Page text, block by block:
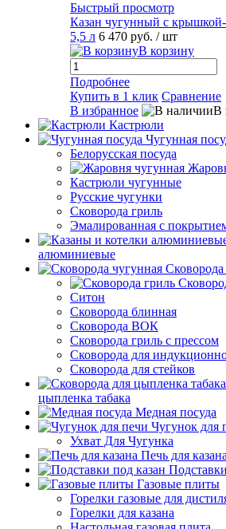
Быстрый просмотр
Казан чугунный с
5,5 л 6 470 руб. / шт
В корзину
Подробнее
Купить в 1 клик Сравнение
В избранное
В
Кастрюли
Чугунная
Белорусская посуда
Кастрюли чугунные
Русские чугунки
Сковорода гриль
Эмалированная с
алюминиевые
Ситон
Сковорода блинная
Сковорода ВОК
Сковорода гриль с прессом
Сковорода для
Сковорода для стейков
цыпленка табака
Медная посуда
Чугунок для
Ухват Для Чугунка
Печь для казана
Газовые плиты
Горелки газовые для
Горелки для казана